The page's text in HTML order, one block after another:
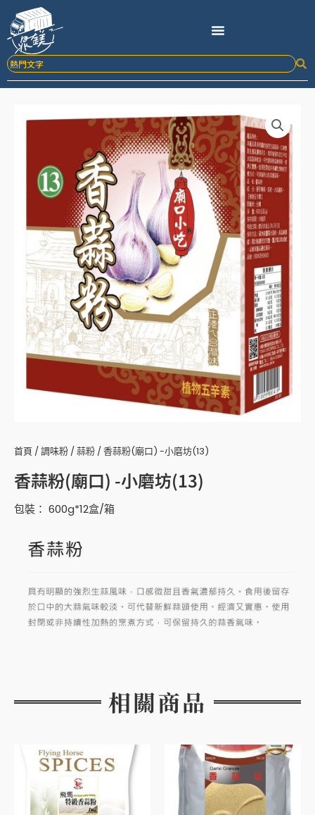
要
內
首頁 /調味粉 /蒜粉 / 香蒜粉(廟口) -小磨坊(13)
香蒜粉(廟口) -小磨坊(13)
包裝： 600g*12盒/箱
相關商品